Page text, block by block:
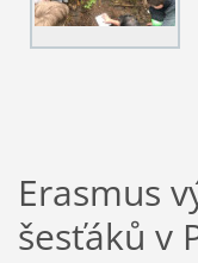
Erasmus
šesťáků v